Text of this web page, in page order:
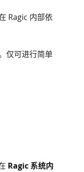
Ragic 内部依
仅可进行简单
Ragic 系统内